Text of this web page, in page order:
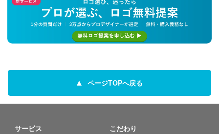
ページTOPへ戻る
サービス こだわり